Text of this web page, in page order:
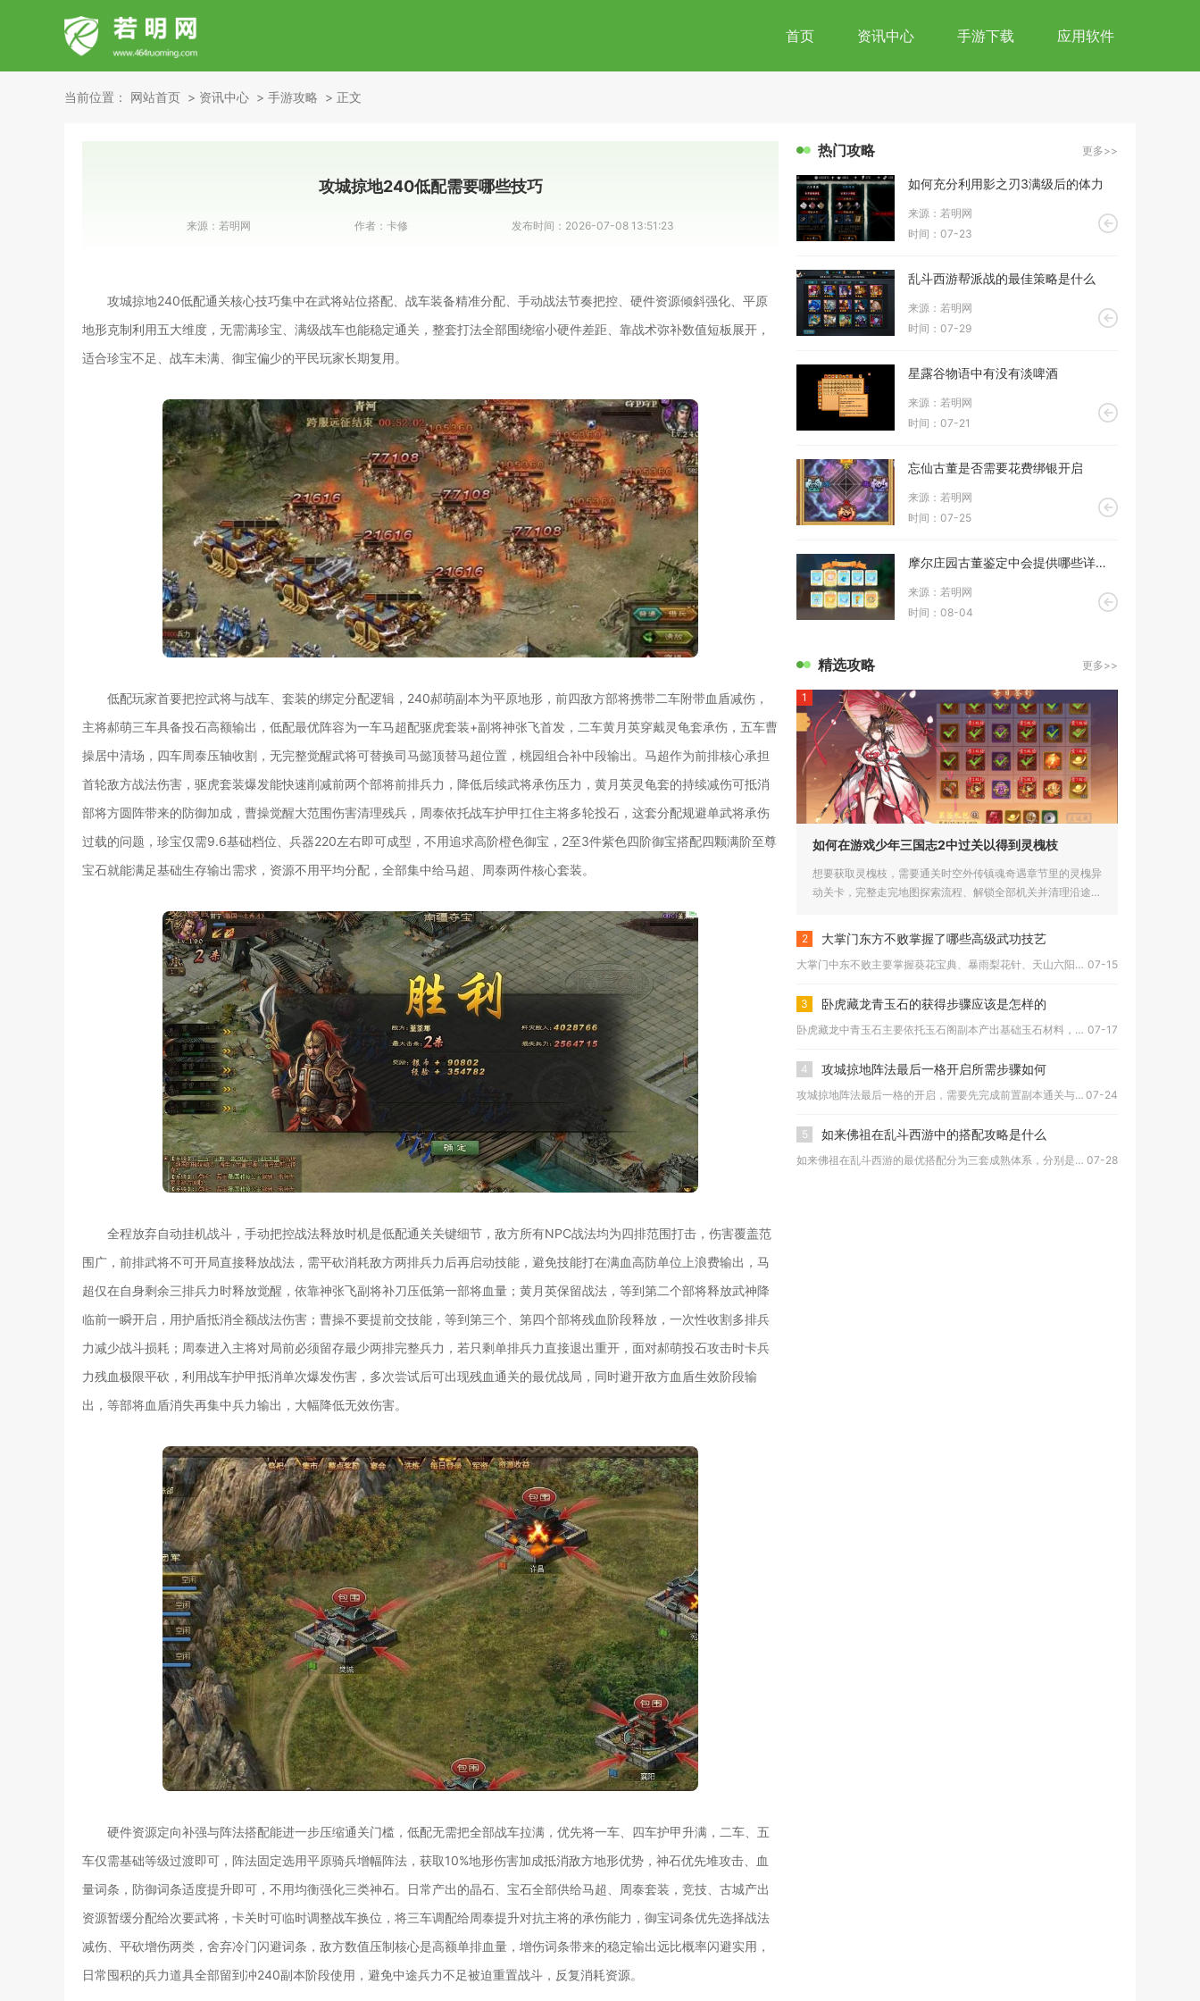
首页 资讯中心 手游下载 应用软件
当前位置： 网站首页 资讯中心 手游攻略 正文
攻城掠地240低配需要哪些技巧
来源： 若明网 作者： 卡修 发布时间： 2026-07-08 13:51:23
攻城掠地240低配通关核心技巧集中在武将站位搭配、战车装备精准分配、手动战法节奏把控、硬件资源倾斜强化、平原
地形克制利用五大维度，无需满珍宝、满级战车也能稳定通关，整套打法全部围绕缩小硬件差距、靠战术弥补数值短板展开，
适合珍宝不足、战车未满、御宝偏少的平民玩家长期复用。
低配玩家首要把控武将与战车、套装的绑定分配逻辑，240郝萌副本为平原地形，前四敌方部将携带二车附带血盾减伤，
主将郝萌三车具备投石高额输出，低配最优阵容为一车马超配驱虎套装+副将神张飞首发，二车黄月英穿戴灵龟套承伤，五车曹
操居中清场，四车周泰压轴收割，无完整觉醒武将可替换司马懿顶替马超位置，桃园组合补中段输出。马超作为前排核心承担
首轮敌方战法伤害，驱虎套装爆发能快速削减前两个部将前排兵力，降低后续武将承伤压力，黄月英灵龟套的持续减伤可抵消
部将方圆阵带来的防御加成，曹操觉醒大范围伤害清理残兵，周泰依托战车护甲扛住主将多轮投石，这套分配规避单武将承伤
过载的问题，珍宝仅需9.6基础档位、兵器220左右即可成型，不用追求高阶橙色御宝，2至3件紫色四阶御宝搭配四颗满阶至尊
宝石就能满足基础生存输出需求，资源不用平均分配，全部集中给马超、周泰两件核心套装。
全程放弃自动挂机战斗，手动把控战法释放时机是低配通关关键细节，敌方所有NPC战法均为四排范围打击，伤害覆盖范
围广，前排武将不可开局直接释放战法，需平砍消耗敌方两排兵力后再启动技能，避免技能打在满血高防单位上浪费输出，马
超仅在自身剩余三排兵力时释放觉醒，依靠神张飞副将补刀压低第一部将血量；黄月英保留战法，等到第二个部将释放武神降
临前一瞬开启，用护盾抵消全额战法伤害；曹操不要提前交技能，等到第三个、第四个部将残血阶段释放，一次性收割多排兵
力减少战斗损耗；周泰进入主将对局前必须留存最少两排完整兵力，若只剩单排兵力直接退出重开，面对郝萌投石攻击时卡兵
力残血极限平砍，利用战车护甲抵消单次爆发伤害，多次尝试后可出现残血通关的最优战局，同时避开敌方血盾生效阶段输
出，等部将血盾消失再集中兵力输出，大幅降低无效伤害。
硬件资源定向补强与阵法搭配能进一步压缩通关门槛，低配无需把全部战车拉满，优先将一车、四车护甲升满，二车、五
车仅需基础等级过渡即可，阵法固定选用平原骑兵增幅阵法，获取10%地形伤害加成抵消敌方地形优势，神石优先堆攻击、血
量词条，防御词条适度提升即可，不用均衡强化三类神石。日常产出的晶石、宝石全部供给马超、周泰套装，竞技、古城产出
资源暂缓分配给次要武将，卡关时可临时调整战车换位，将三车调配给周泰提升对抗主将的承伤能力，御宝词条优先选择战法
减伤、平砍增伤两类，舍弃冷门闪避词条，敌方数值压制核心是高额单排血量，增伤词条带来的稳定输出远比概率闪避实用，
日常囤积的兵力道具全部留到冲240副本阶段使用，避免中途兵力不足被迫重置战斗，反复消耗资源。
热门攻略 更多>>
如何充分利用影之刃3满级后的体力
来源：若明网
时间：07-23
乱斗西游帮派战的最佳策略是什么
来源：若明网
时间：07-29
星露谷物语中有没有淡啤酒
来源：若明网
时间：07-21
忘仙古董是否需要花费绑银开启
来源：若明网
时间：07-25
摩尔庄园古董鉴定中会提供哪些详细信息
来源：若明网
时间：08-04
精选攻略 更多>>
1
如何在游戏少年三国志2中过关以得到灵槐枝
想要获取灵槐枝，需要通关时空外传镇魂奇遇章节里的灵槐异
动关卡，完整走完地图探索流程、解锁全部机关并清理沿途拦
2 大掌门东方不败掌握了哪些高级武功技艺
大掌门中东不败主要掌握葵花宝典、暴雨梨花针、天山六阳掌、化功... 07-15
3 卧虎藏龙青玉石的获得步骤应该是怎样的
卧虎藏龙中青玉石主要依托玉石阁副本产出基础玉石材料，再经由玉... 07-17
4 攻城掠地阵法最后一格开启所需步骤如何
攻城掠地阵法最后一格的开启，需要先完成前置副本通关与阵法基础... 07-24
5 如来佛祖在乱斗西游中的搭配攻略是什么
如来佛祖在乱斗西游的最优搭配分为三套成熟体系，分别是佛族纯辅... 07-28